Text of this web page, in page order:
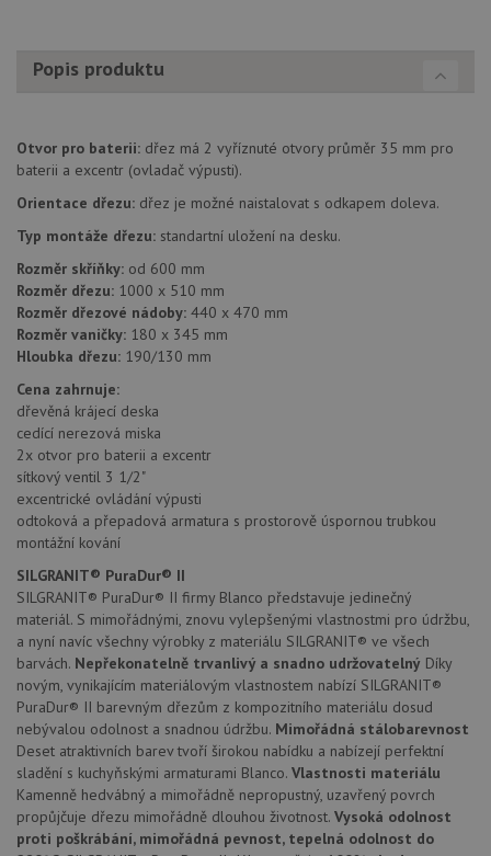
Popis produktu
Otvor pro baterii: dřez má 2 vyříznuté otvory průměr 35 mm pro
baterii a excentr (ovladač výpusti).
Orientace dřezu: dřez je možné naistalovat s odkapem doleva.
Typ montáže dřezu: standartní uložení na desku.
Rozměr skříňky: od 600 mm
Rozměr dřezu: 1000 x 510 mm
Rozměr dřezové nádoby: 440 x 470 mm
Rozměr vaničky: 180 x 345 mm
Hloubka dřezu: 190/130 mm
Cena zahrnuje:
dřevěná krájecí deska
cedící nerezová miska
2x otvor pro baterii a excentr
sítkový ventil 3 1/2"
excentrické ovládání výpusti
odtoková a přepadová armatura s prostorově úspornou trubkou
montážní kování
SILGRANIT® PuraDur® II
SILGRANIT® PuraDur® II firmy Blanco představuje jedinečný
materiál. S mimořádnými, znovu vylepšenými vlastnostmi pro údržbu,
a nyní navíc všechny výrobky z materiálu SILGRANIT® ve všech
barvách. Nepřekonatelně trvanlivý a snadno udržovatelný Díky
novým, vynikajícím materiálovým vlastnostem nabízí SILGRANIT®
PuraDur® II barevným dřezům z kompozitního materiálu dosud
nebývalou odolnost a snadnou údržbu. Mimořádná stálobarevnost
Deset atraktivních barev tvoří širokou nabídku a nabízejí perfektní
sladění s kuchyňskými armaturami Blanco. Vlastnosti materiálu
Kamenně hedvábný a mimořádně nepropustný, uzavřený povrch
propůjčuje dřezu mimořádně dlouhou životnost. Vysoká odolnost
proti poškrábání, mimořádná pevnost, tepelná odolnost do
uživatele a správa účtu. Webové stránky nelze bez
nezbytně nutných souborů cookie správně používat.
Název
Doména
Vyprší
udid .drezy-blanco.cz
AWSALBCORS
CookieScriptConsent
CookieScript
www.drezy-
blanco.cz
5 měsíců
4 týdny